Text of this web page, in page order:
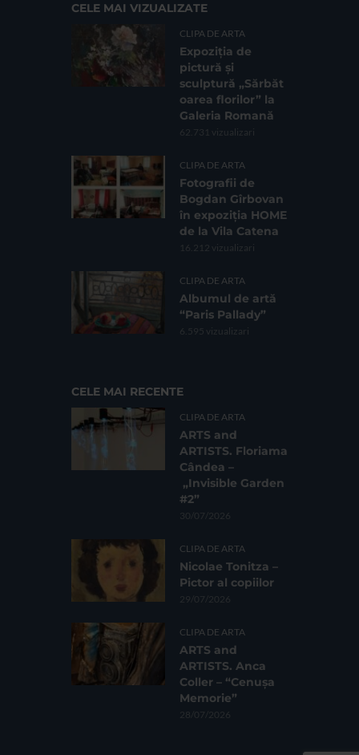
CELE MAI VIZUALIZATE
CLIPA DE ARTA
Expoziția de
pictură și
sculptură „Sărbăt
oarea florilor” la
Galeria Romană
62.731 vizualizari
CLIPA DE ARTA
Fotografii de
Bogdan Gîrbovan
în expoziția HOME
de la Vila Catena
16.212 vizualizari
CLIPA DE ARTA
Albumul de artă
“Paris Pallady”
6.595 vizualizari
CELE MAI RECENTE
CLIPA DE ARTA
ARTS and
ARTISTS. Floriama
Cândea –
„Invisible Garden
#2”
30/07/2026
CLIPA DE ARTA
Nicolae Tonitza –
Pictor al copiilor
29/07/2026
CLIPA DE ARTA
ARTS and
ARTISTS. Anca
Coller – “Cenușa
Memorie”
28/07/2026